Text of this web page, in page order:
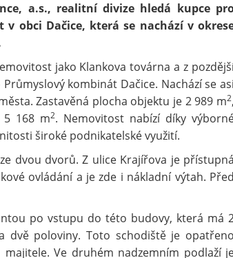
a.s., realitní divize hledá kupce
v obci Dačice, která se nachází v
jako Klankova továrna a z
kombinát Dačice. Nachází se asi
Zastavěná plocha objektu je 2 989 m2,
5 168 m2. Nemovitost nabízí díky
široké podnikatelské využití.
dvou dvorů. Z ulice Krajířova je přístupná
ovládání a je zde i nákladní výtah. Před
po vstupu do této budovy, která má
dvě poloviny. Toto schodiště je opatřeno
Ve druhém nadzemním podlaží